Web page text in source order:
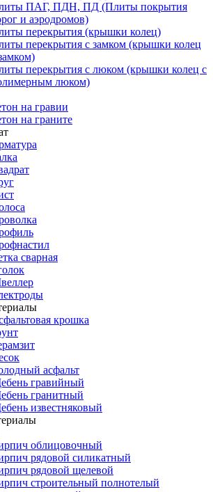
ПАГ, ПДН, ПД (Плиты покрытия
и аэродромов)
перекрытия (крышки колец)
перекрытия с замком (крышки колец
перекрытия с люком (крышки колец с
люком)
на гравии
на граните
сварная
крошка
асфальт
гравийный
гранитный
известняковый
облицовочный
рядовой силикатный
рядовой щелевой
строительный полнотелый